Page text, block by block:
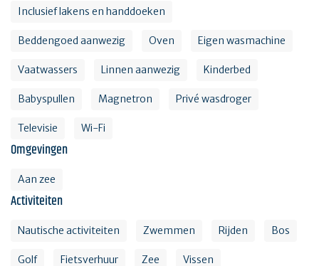
Inclusief lakens en handdoeken
Beddengoed aanwezig Oven Eigen wasmachine
Vaatwassers Linnen aanwezig Kinderbed
Babyspullen Magnetron Privé wasdroger
Televisie Wi-Fi
Omgevingen
Aan zee
Activiteiten
Nautische activiteiten Zwemmen Rijden Bos
Golf Fietsverhuur Zee Vissen